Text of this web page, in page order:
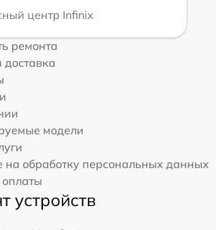
центр Infinix
ремонта
доставка
модели
на обработку персональных данных
устройств